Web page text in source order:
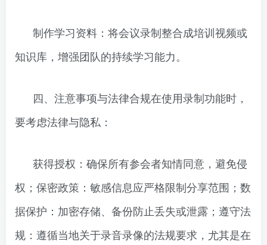
制作学习资料：将会议录制整合成培训视频或
知识库，增强团队的持续学习能力。
四、注意事项与法律合规在使用录制功能时，
要考虑法律与隐私：
获得授权：确保所有参会者知情同意，避免侵
权；保密政策：敏感信息应严格限制分享范围；数
据保护：加密存储、备份防止丢失或泄露；遵守法
规：遵循当地关于录音录像的法规要求，尤其是在